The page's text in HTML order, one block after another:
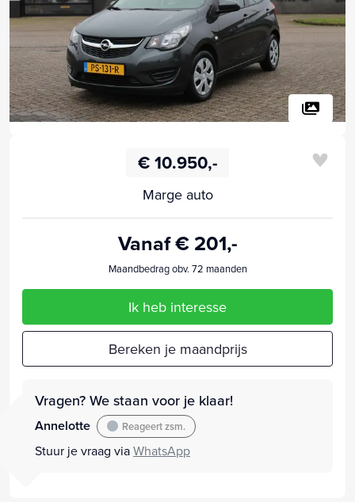
€ 10.950,-
Marge auto
Vanaf € 201,-
Maandbedrag obv. 72 maanden
Ik heb interesse
Bereken je maandprijs
Vragen? We staan voor je klaar!
Annelotte Reageert zsm.
Stuur je vraag viaWhatsApp